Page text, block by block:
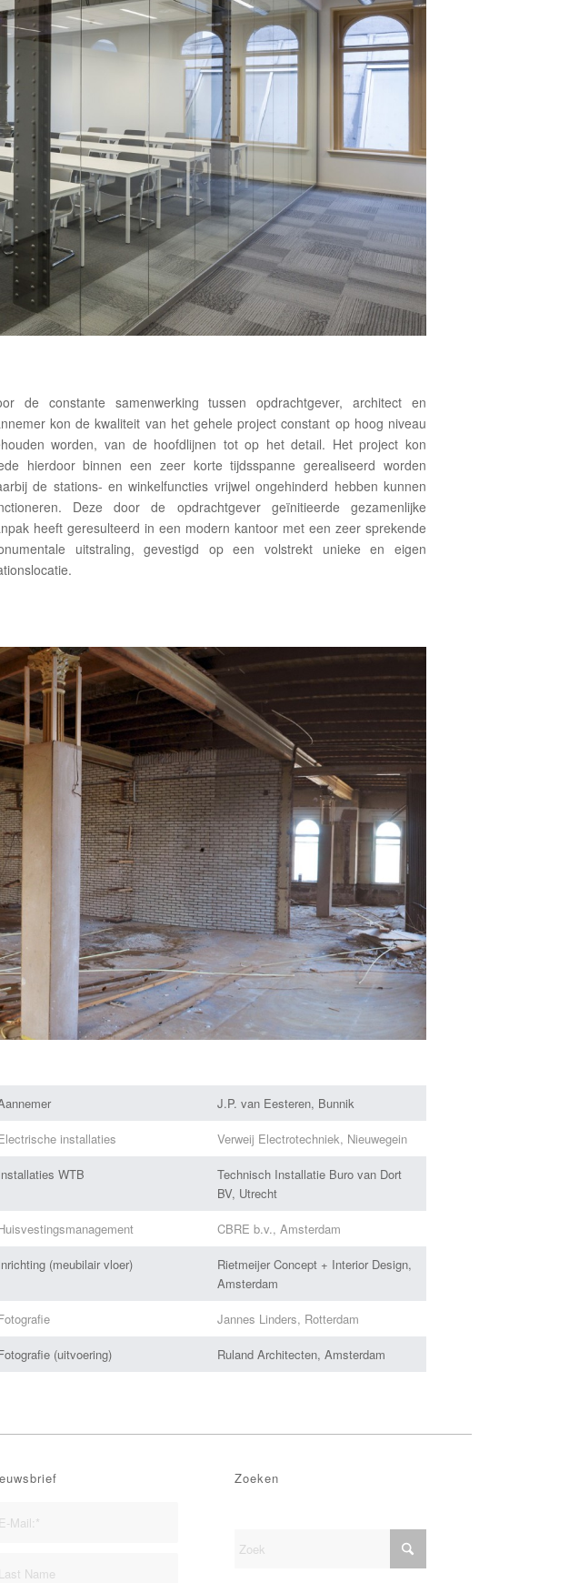
de constante samenwerking tussen opdrachtgever, architect en
kon de kwaliteit van het gehele project constant op hoog niveau
worden, van de hoofdlijnen tot op het detail. Het project kon
hierdoor binnen een zeer korte tijdsspanne gerealiseerd worden
de stations- en winkelfuncties vrijwel ongehinderd hebben kunnen
Deze door de opdrachtgever geïnitieerde gezamenlijke
heeft geresulteerd in een modern kantoor met een zeer sprekende
uitstraling, gevestigd op een volstrekt unieke en eigen
J.P. van Eesteren, Bunnik
installaties Verweij Electrotechniek, Nieuwegein
WTB
Technisch Installatie Buro van Dort
BV, Utrecht
CBRE b.v., Amsterdam
(meubilair vloer)
Rietmeijer Concept + Interior Design,
Amsterdam
Jannes Linders, Rotterdam
(uitvoering) Ruland Architecten, Amsterdam
Zoeken